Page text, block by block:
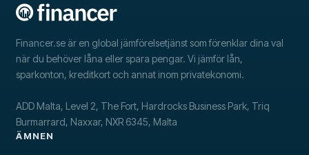
Financer.se är en global jämförelsetjänst som förenklar dina val
när du behöver låna eller spara pengar. Vi jämför lån,
sparkonton, kreditkort och annat inom privatekonomi.
ADD Malta, Level 2, The Fort, Hardrocks Business Park, Triq
Burmarrard, Naxxar, NXR 6345, Malta
ÄMNEN